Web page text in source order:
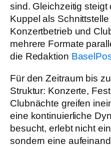
sind. Gleichzeitig
Kuppel als
Konzertbetrieb und
mehrere Formate
die Redaktion
Für den Zeitraum bis
Struktur: Konzerte,
Clubnächte greifen
eine kontinuierliche
besucht, erlebt nicht
sondern eine